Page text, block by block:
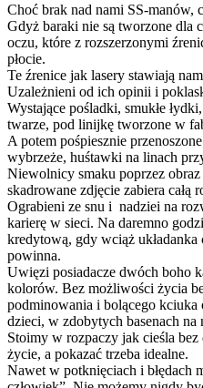
Choć brak nad nami SS-manów,
Gdyż baraki nie są tworzone dla
oczu, które z rozszerzonymi
płocie.
Te źrenice jak lasery stawiają
Uzależnieni od ich opinii i
Wystające pośladki, smukłe
twarze, pod linijkę tworzone w
A potem pośpiesznie
wybrzeże, huśtawki na linach
Niewolnicy smaku poprzez
skadrowane zdjęcie zabiera całą
Ograbieni ze snu i nadziei na
karierę w sieci. Na daremno
kredytową, gdy wciąż układanka
powinna.
Uwięzi posiadacze dwóch boho
kolorów. Bez możliwości życia
podminowania i bolącego kciuka
dzieci, w zdobytych basenach
Stoimy w rozpaczy jak cieśla
życie, a pokazać trzeba idealne.
Nawet w potknięciach i błędach